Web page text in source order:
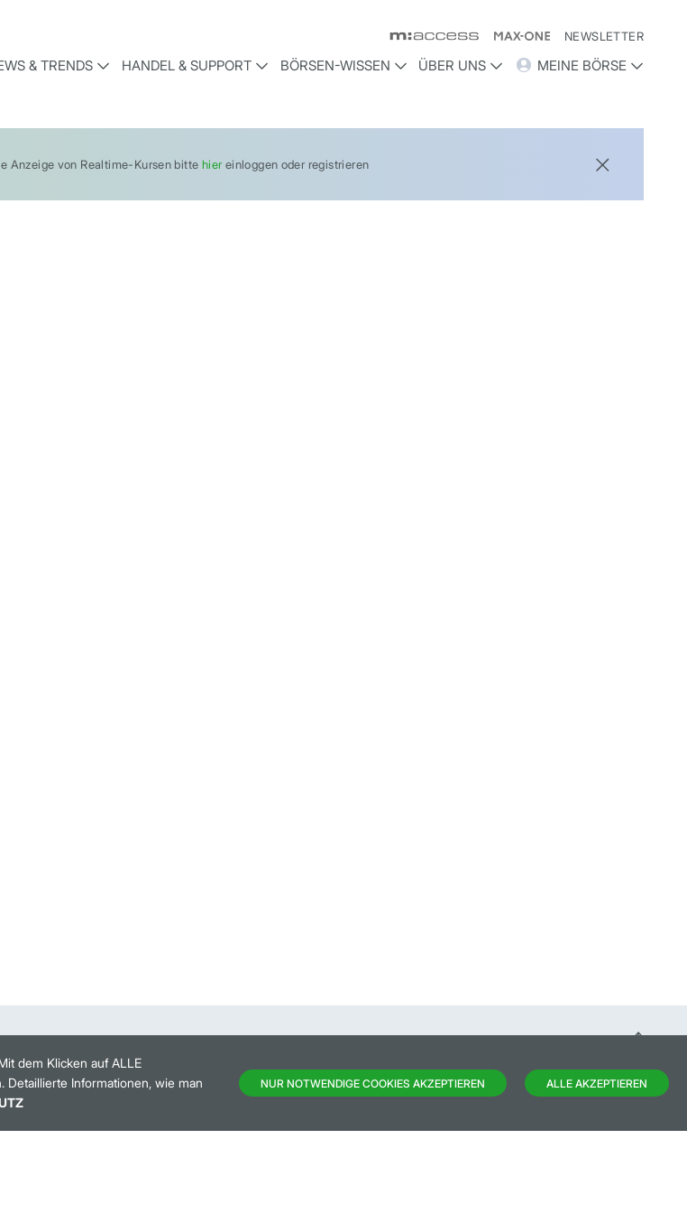
NEWSLETTER
& TRENDS HANDEL & SUPPORT BÖRSEN-WISSEN ÜBER UNS MEINE BÖRSE
Anzeige von Realtime-Kursen bitte hier einloggen oder registrieren
dem Klicken auf ALLE
Detaillierte Informationen, wie man
NUR NOTWENDIGE COOKIES AKZEPTIEREN ALLE AKZEPTIEREN